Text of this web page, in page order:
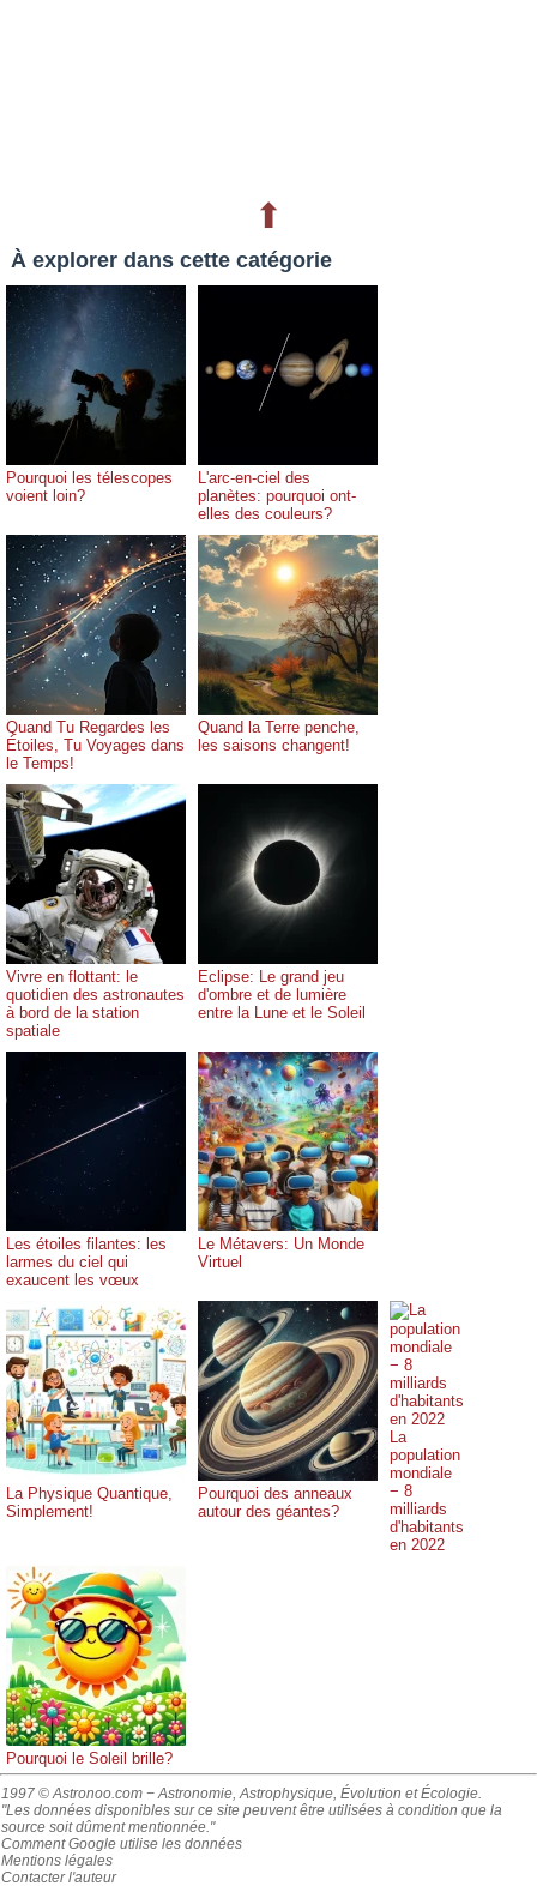
⬆
À explorer dans cette catégorie
Pourquoi les télescopes
voient loin?
L'arc-en-ciel des
planètes: pourquoi ont-
elles des couleurs?
Quand Tu Regardes les
Étoiles, Tu Voyages dans
le Temps!
Quand la Terre penche,
les saisons changent!
Vivre en flottant: le
quotidien des astronautes
à bord de la station
spatiale
Eclipse: Le grand jeu
d'ombre et de lumière
entre la Lune et le Soleil
Les étoiles filantes: les
larmes du ciel qui
exaucent les vœux
Le Métavers: Un Monde
Virtuel
La Physique Quantique,
Simplement!
Pourquoi des anneaux
autour des géantes?
La
population
mondiale
− 8
milliards
d'habitants
en 2022
Pourquoi le Soleil brille?
1997 © Astronoo.com − Astronomie, Astrophysique, Évolution et Écologie.
"Les données disponibles sur ce site peuvent être utilisées à condition que la
source soit dûment mentionnée."
Comment Google utilise les données
Mentions légales
Contacter l'auteur